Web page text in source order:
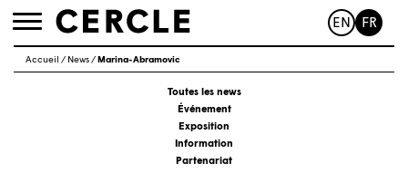
Toggle
EN FR
Accueil / News/ Marina-Abramovic
Toutes les news
Événement
Exposition
Information
Partenariat